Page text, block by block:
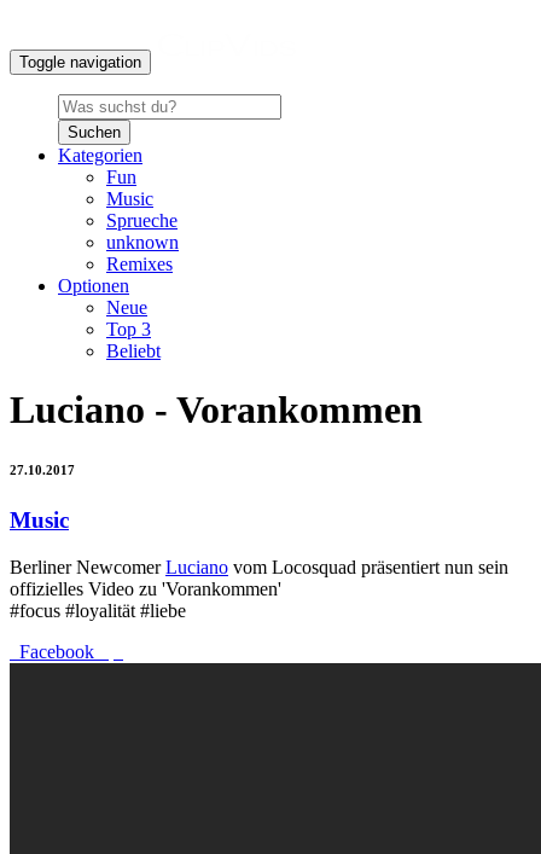
Toggle navigation
Suchen
Kategorien
Fun
Music
Sprueche
unknown
Remixes
Optionen
Neue
Top 3
Beliebt
Luciano - Vorankommen
27.10.2017
Music
Berliner NewcomerLuciano vom Locosquad präsentiert nun sein
offizielles Video zu 'Vorankommen'
#focus #loyalität #liebe
Facebook